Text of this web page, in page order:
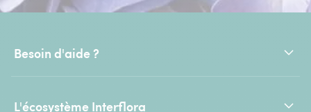
Besoin d'aide ?
L'écosystème Interflora